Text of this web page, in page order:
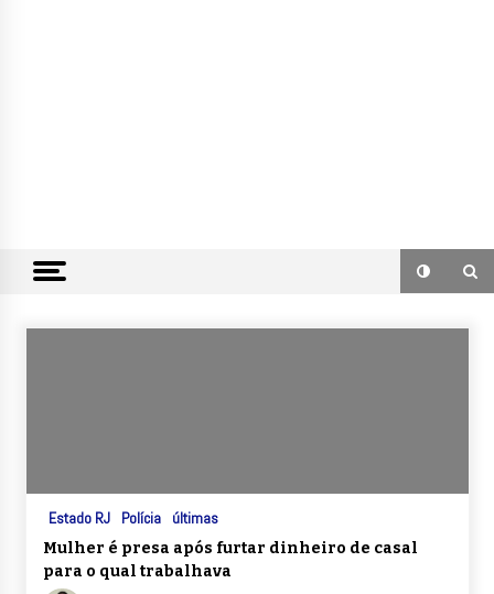
Estado RJ Polícia últimas
Mulher é presa após furtar dinheiro de casal
para o qual trabalhava